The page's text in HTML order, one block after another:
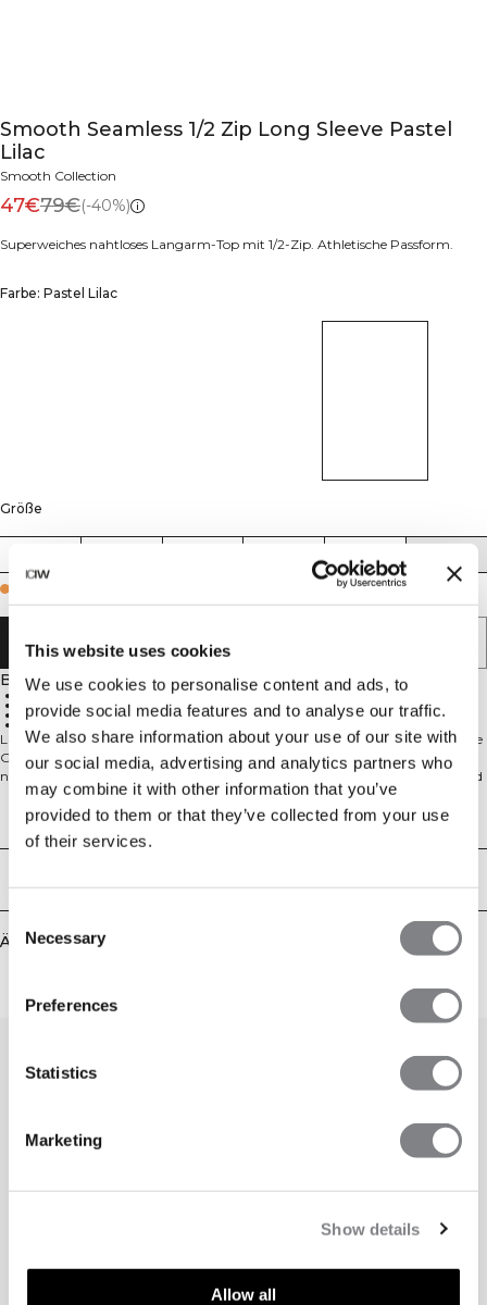
This website uses cookies
We use cookies to personalise content and ads, to
provide social media features and to analyse our traffic.
We also share information about your use of our site with
our social media, advertising and analytics partners who
may combine it with other information that you’ve
provided to them or that they’ve collected from your use
of their services.
Consent
Selection
Necessary
Preferences
Statistics
Marketing
Show details
Allow all
Smooth Seamless 1/2 Zip Long Sleeve Pastel
Lilac
Smooth Collection
47€79€(-40%)
Superweiches nahtloses Langarm-Top mit 1/2-Zip. Athletische Passform.
Farbe: Pastel Lilac
Größe
IN DEN WARENKORB LEGEN
Beschreibung
Nahtlose Verarbeitung
1/2-Zip
Athletische Passform
Recycelte Fasern
Langärmliges, nahtloses Top mit 1/2‑Zip. Smooth Seamless 1/2 Zip LS ist deine
Go-to-Schicht für Training und Bewegung im Alltag. Das superweiche,
nahtlose Jersey macht jede Bewegung mit und minimiert Reibung, während
der Frontreißverschluss eine fein abstimmbare Belüftung ermöglicht und
Umziehen schnell und einfach macht. Die athletische, körpernahe Passform
sorgt für einen schlanken Look und komfortables Layering, mit
atmungsaktivem Tragegefühl, das dich fokussiert hält. Hergestellt mit
Recyceltes Polyamid, 8% Elasthan.
Technical Aspects
Ähnliche Produkte